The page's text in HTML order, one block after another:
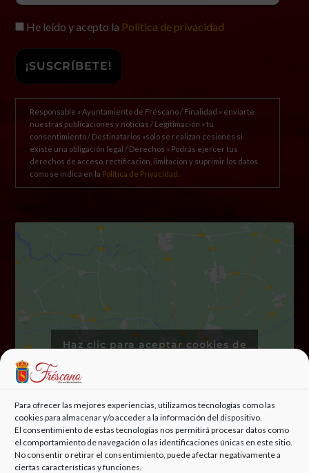
Para ofrecer las mejores experiencias, utilizamos tecnologías como las
cookies para almacenar y/o acceder a la información del dispositivo.
El consentimiento de estas tecnologías nos permitirá procesar datos como
el comportamiento de navegación o las identificaciones únicas en este sitio.
No consentir o retirar el consentimiento, puede afectar negativamente a
ciertas características y funciones.
He leído y acepto la Política de privacidad
Responsable » Ayuntamiento de Fréscano / Finalidad » enviarte
nuestras publicaciones y noticias / Legitimación » tu
consentimiento / Destinatarios »solo se realizan cesiones si
existe una obligación legal / Derechos » Podrás ejercer tus
derechos de acceso, rectificación, limitación y suprimir los datos
como se indica en la Política de Privacidad.
Haz clic para aceptar cookies de